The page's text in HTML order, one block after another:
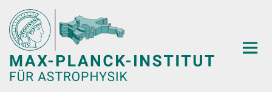
Hauptinhalt